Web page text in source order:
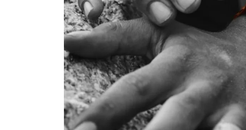
สงวนลิขสิทธิ์ ©2569 บริษัท อิมเมจ ฟิวเจอร์ (ประเทศไทย) จำกัด